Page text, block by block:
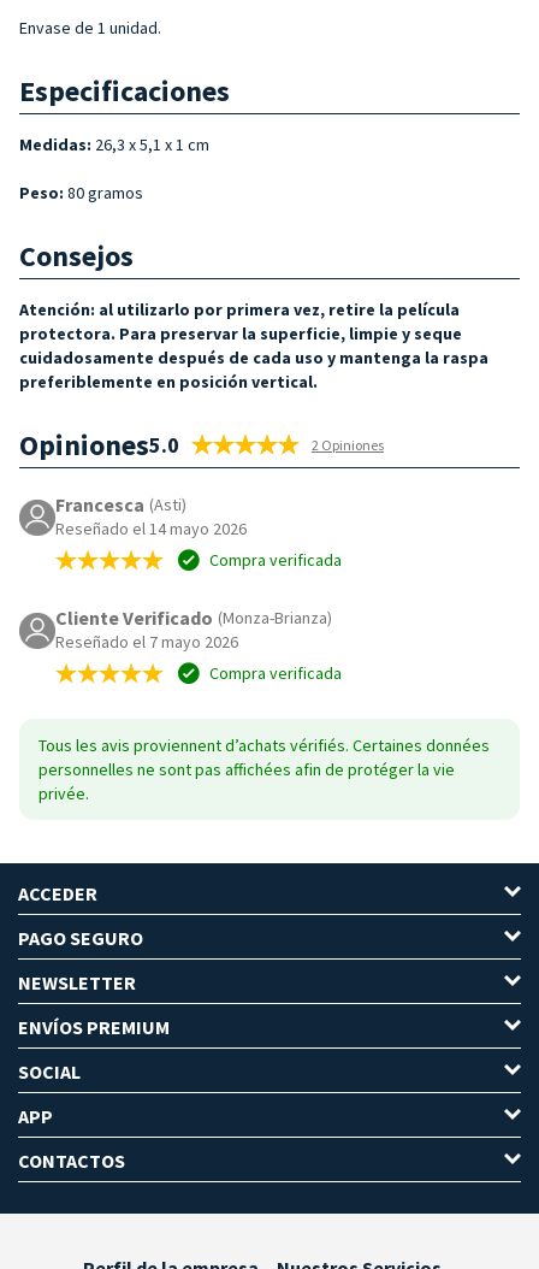
Envase de 1 unidad.
Especificaciones
Medidas: 26,3 x 5,1 x 1 cm
Peso: 80 gramos
Consejos
Atención: al utilizarlo por primera vez, retire la película
protectora. Para preservar la superficie, limpie y seque
cuidadosamente después de cada uso y mantenga la raspa
preferiblemente en posición vertical.
Opiniones5.0 2 Opiniones
Francesca (Asti)
Reseñado el 14 mayo 2026
Compra verificada
Cliente Verificado (Monza-Brianza)
Reseñado el 7 mayo 2026
Compra verificada
Tous les avis proviennent d’achats vérifiés. Certaines données
personnelles ne sont pas affichées afin de protéger la vie
privée.
ACCEDER
PAGO SEGURO
NEWSLETTER
ENVÍOS PREMIUM
SOCIAL
APP
CONTACTOS